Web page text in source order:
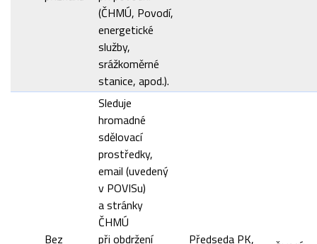
(ČHMÚ, Povodí,
energetické
služby,
srážkoměrné
stanice, apod.).
Bez
Sleduje
hromadné
sdělovací
prostředky,
email (uvedený
v POVISu)
a stránky
ČHMÚ
při obdržení
Předseda PK,